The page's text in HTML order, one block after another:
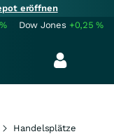
eröffnen
% Dow Jones +0,25%
Handelsplätze